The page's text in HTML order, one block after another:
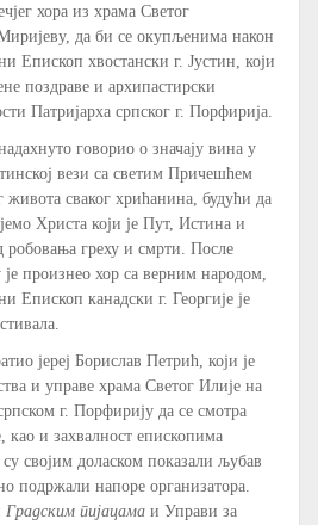
хора из храма Светог
да би се окупљенима након
Епископ хвостански г. Јустин, који
поздраве и архипастирски
Патријарха српског г. Порфирија.
говорио о значају вина у
вези са светим Причешћем
живота сваког хрићанина, будући да
Христа који је Пут, Истина и
робовања греху и смрти. После
произнео хор са верним народом,
Епископ канадски г. Георгије је
јереј Борислав Петрић, који је
и управе храма Светог Илије на
г. Порфирију да се смотра
као и захвалност епископима
су својим доласком показали љубав
подржали напоре организатора.
Градским пијацама и Управи за